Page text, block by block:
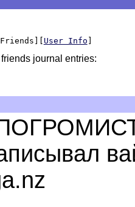
User Info ]
journal entries: